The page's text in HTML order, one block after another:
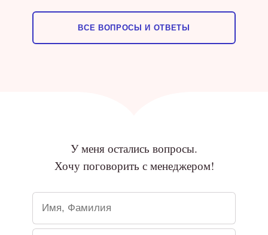
ВСЕ ВОПРОСЫ И ОТВЕТЫ
У меня остались вопросы.
Хочу поговорить с менеджером!